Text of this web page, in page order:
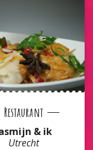
Restaurant
& ik
Utrecht